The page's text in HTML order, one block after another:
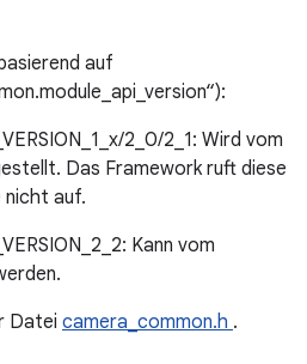
auf
2_0/2_1: Wird vom
Das Framework ruft diese
nicht auf.
Kann vom
Datei camera_common.h .